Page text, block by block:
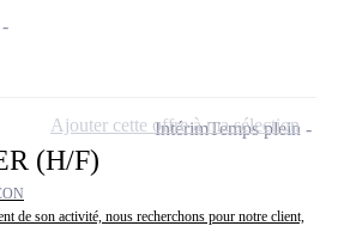
(H/F)
de son activité, nous recherchons pour notre client,
IntérimTemps plein
Ajouter cette offre à ma sélection